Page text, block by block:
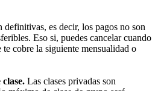
definitivas, es decir, los pagos no son
Eso si, puedes cancelar cuando
te cobre la siguiente mensualidad o
Las clases privadas son